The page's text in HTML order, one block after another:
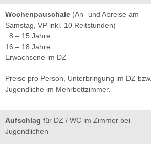
Wochenpauschale (An- und Abreise am
Samstag, VP inkl. 10 Reitstunden)
8 – 15 Jahre
16 – 18 Jahre
Erwachsene im DZ
Preise pro Person, Unterbringung im DZ bzw.
Jugendliche im Mehrbettzimmer.
Aufschlag für DZ / WC im Zimmer bei
Jugendlichen